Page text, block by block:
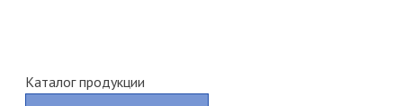
Каталог продукции